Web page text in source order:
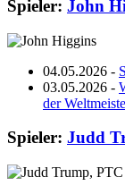
Spieler: John
04.05.2026 -
03.05.2026 -
der
Spieler: Judd